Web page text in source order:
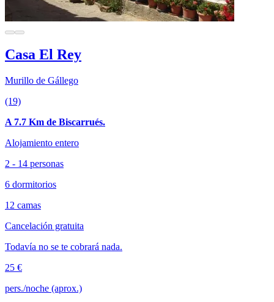
Casa El Rey
Murillo de Gállego
(19)
A 7.7 Km de Biscarrués.
Alojamiento entero
2 - 14 personas
6 dormitorios
12 camas
Cancelación gratuita
Todavía no se te cobrará nada.
25 €
pers./noche (aprox.)